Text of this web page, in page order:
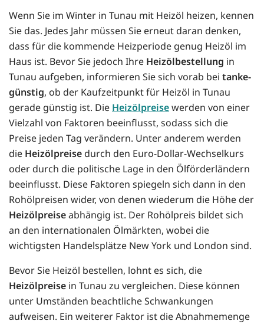
Wenn Sie im Winter in Tunau mit Heizöl heizen, kennen
Sie das. Jedes Jahr müssen Sie erneut daran denken,
dass für die kommende Heizperiode genug Heizöl im
Haus ist. Bevor Sie jedoch Ihre Heizölbestellung in
Tunau aufgeben, informieren Sie sich vorab bei tanke-
günstig, ob der Kaufzeitpunkt für Heizöl in Tunau
gerade günstig ist. Die Heizölpreisewerden von einer
Vielzahl von Faktoren beeinflusst, sodass sich die
Preise jeden Tag verändern. Unter anderem werden
die Heizölpreise durch den Euro-Dollar-Wechselkurs
oder durch die politische Lage in den Ölförderländern
beeinflusst. Diese Faktoren spiegeln sich dann in den
Rohölpreisen wider, von denen wiederum die Höhe der
Heizölpreiseabhängig ist. Der Rohölpreis bildet sich
an den internationalen Ölmärkten, wobei die
wichtigsten Handelsplätze New York und London sind.
Bevor Sie Heizöl bestellen, lohnt es sich, die
Heizölpreise in Tunau zu vergleichen. Diese können
unter Umständen beachtliche Schwankungen
aufweisen. Ein weiterer Faktor ist die Abnahmemenge